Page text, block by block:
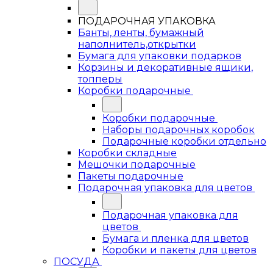
ПОДАРОЧНАЯ УПАКОВКА
Банты, ленты, бумажный
наполнитель,открытки
Бумага для упаковки подарков
Корзины и декоративные ящики,
топперы
Коробки подарочные
Коробки подарочные
Наборы подарочных коробок
Подарочные коробки отдельно
Коробки складные
Мешочки подарочные
Пакеты подарочные
Подарочная упаковка для цветов
Подарочная упаковка для
цветов
Бумага и пленка для цветов
Коробки и пакеты для цветов
ПОСУДА